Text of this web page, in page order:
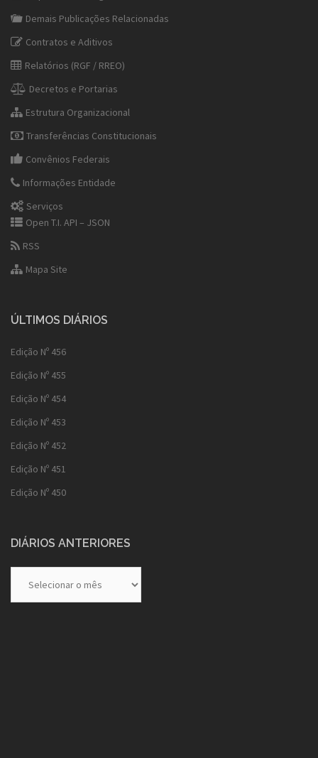
Demais Publicações Relacionadas
Contratos e Aditivos
Relatórios (RGF / RREO)
Decretos e Portarias
Estrutura Organizacional
Transferências Constitucionais
Convênios Federais
Informações Entidade
Serviços
Open T.I. API – JSON
RSS
Mapa Site
ÚLTIMOS DIÁRIOS
Edição Nº 456
Edição Nº 455
Edição Nº 454
Edição Nº 453
Edição Nº 452
Edição Nº 451
Edição Nº 450
DIÁRIOS ANTERIORES
Anteriores